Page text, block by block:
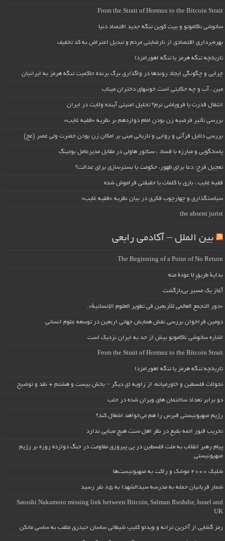
From the Strait of Hormuz to the Bitcoin Strait
ساتوشی ناکاموتو و بیت کوین تنگه جدید اقتصاد دنیا
بهره‌برداری اقتصادی از نارضایتی مردم و تبدیل اعتراض به کد تخفیف
تاریخچه تنگه هرمز یا تنگه اهورامزدا
چرایی و چگونگی ایجاد روندها در واگذاری برگ برنده حاکمیت تنگه هرمز به ایرانیان
مین ، آب و چه حکایتی است خونبهای دختران میناب
انتقال قدرت یا فروپاشی نرم؟ تحلیل امنیتی آینده ولایت در ایران
بررسی تأثیر فرضیه زن بودن امام دوازدهم بر نظریه «فقیه غایب»
بررسی دلایل قرآنی و روایی و تاریخی مبنی بر امکان زن بودن حضرت ولی عصر (عج)
پاسخگویی و مبارزه با فساد ، سناتور هاولی در مقابل مدیرعامل بوئینگ
تعجیل فرج: دعا برای ظهور، حکومت یا بسترسازی برای عدالت؟
فقیه غایب ، بازی با کلمات یا حقیقتی فراموش شده
سیاستگذاری و چهارچوب فکری در بیان نظریه «فقیه غایب»
the absent jurist
بین الملل – آکادمی رابعی
The Beginning of a Point of No Return
بداية طريقٍ لا عودة منه
آغاز یک مسیر بی‌بازگشت
«دور التجمع العالمي للأربعين في تطوير العلوم الإنسانية».
دومین فراخوان بررسی نقش همایش جهانی اربعین در توسعه علوم انسانی
اشاره ساتوشی ناکاموتو بیش از حد به ایران نزدیک است
From the Strait of Hormuz to the Bitcoin Strait
تاریخچه تنگه هرمز یا تنگه اهورامزدا
تحولات فلسطین و خاورمیانه، از زاویه ای دیگر – بخش بیست و هشتم + نقد و توضیح
دو برابر تعداد ساختمان های ویران شده در حلب
رژیم صهیونیستی قبرس را هم می‌خواهد اشغال کند؟
تخریب قبور ائمه بقیع در نظر اهل سنت هیچ مبنایی ندارد
پیام رهبر انقلاب به ملت فلسطین در پی پیروزی مقاومت در جنگ دوازده روزه بر رژیم
صهیونیستی
شلیک ۲۰۰۰ موشک و راکت به صهیونیست‌ها
شمار قربانیان حمله به مدرسه سیدالشهدا به ۸۵ نفر رسید
Satoshi Nakamoto missing link between Bitcoin, Salman Rushdie, Israel and
UK
رمز گشایی از آخرین ترانه و ویدئو کلیپ شیطانی ساسان حیدری ملقب به ساسی مانکن